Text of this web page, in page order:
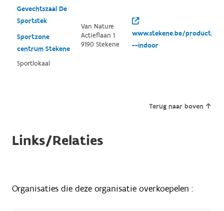
Gevechtszaal De
Sportstek
Sportzone
centrum Stekene
Sportlokaal
Van Nature
Actieflaan 1
9190 Stekene
www.stekene.be/product/
--indoor
Terug naar boven
Links/Relaties
Organisaties die deze organisatie overkoepelen :